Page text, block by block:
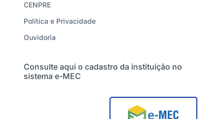
CENPRE
Política e Privacidade
Ouvidoria
Consulte aqui o cadastro da instituição no
sistema e-MEC